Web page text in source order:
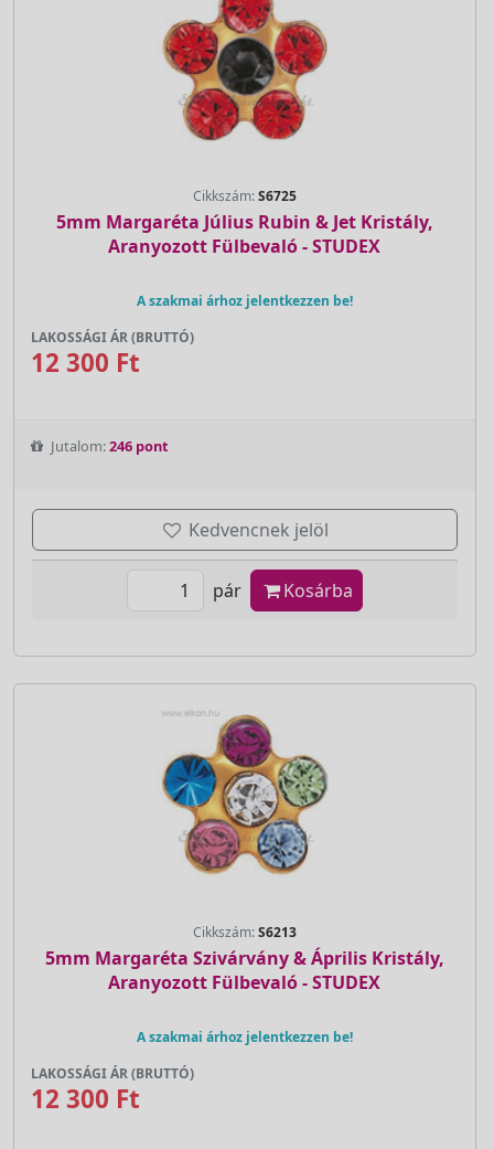
Cikkszám:S6725
5mm Margaréta Július Rubin & Jet Kristály,
Aranyozott Fülbevaló - STUDEX
A szakmai árhoz jelentkezzen be!
LAKOSSÁGI ÁR (BRUTTÓ)
12 300 Ft
Jutalom:246 pont
Kedvencnek jelöl
pár Kosárba
Cikkszám:S6213
5mm Margaréta Szivárvány & Április Kristály,
Aranyozott Fülbevaló - STUDEX
A szakmai árhoz jelentkezzen be!
LAKOSSÁGI ÁR (BRUTTÓ)
12 300 Ft